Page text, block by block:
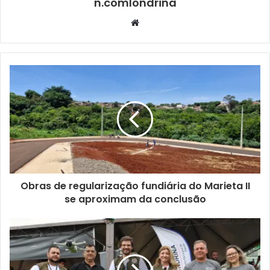
mais torturar os pobres no Inferno, decide vir à Terra para
resolver todos os problemas e fazer do mundo um lugar
Cine Teatro Ouro Verde (Rua Maranhão, 85). Classificação
indicativa: Livre. GRATUITO.
Meu Corpo Está Aqui –Espetáculo teatral da Fábrica de
Eventos (RJ), baseado nas experiências pessoais de
Bruno Ramos, Juliana Caldas, Rafa Muller e Pedro
Henrique França, atrizes e atores PcD (pessoas com
deficiência), em que eles próprios estão em cena falando
abertamente sobre seus relacionamentos, seus corpos e
desejos. Uma mistura de depoimentos ficcionalizados por
Julia Spadaccini e Clara Kutner, retratando o jogo entre as
pulsões e os obstáculos que se apresentam nas
Website
Obras de regularização fundiária do Marieta II
se aproximam da conclusão